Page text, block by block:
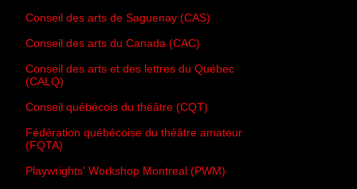
Conseil des arts de Saguenay (CAS)
Conseil des arts du Canada (CAC)
Conseil des arts et des lettres du Québec
(CALQ)
Conseil québécois du théâtre (CQT)
Fédération québécoise du théâtre amateur
(FQTA)
Playwrights' Workshop Montreal (PWM)